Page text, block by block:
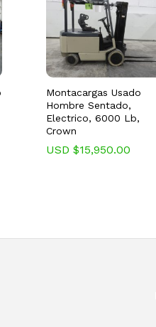
Montacargas Usado
Hombre Sentado,
Electrico, 6000 Lb,
Crown
USD $15,950.00